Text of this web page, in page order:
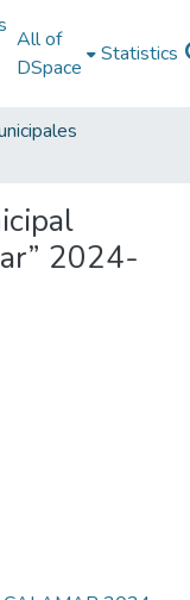
All of
DSpace
Statistics
2024-